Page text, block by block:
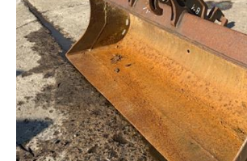
KLAPPSCHAUFEL (4IN1 SCHAUFEL)
HOCHKIPPSCHAUFEL
KEHRBÜRSTE